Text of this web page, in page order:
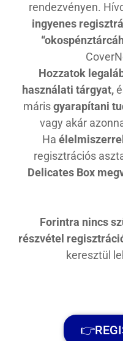
rendezvényen.
ingyenes
Hozzatok
használati tárgyat,
márisgyarapítani
vagy akár
Ha élelmiszerrel
regisztrációs
Delicates Box
Forintra nincs
részvétel
keresztül